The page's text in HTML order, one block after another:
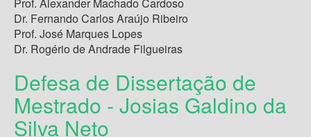
Dr. Fernando Carlos Araújo Ribeiro
Prof. José Marques Lopes
Dr. Rogério de Andrade Filgueiras
Defesa de Dissertação de
Mestrado - Josias Galdino da
Silva Neto